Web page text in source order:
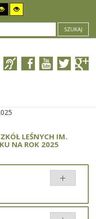
SZUKAJ
LEŚNYCH IM. ROMANA
LEŚNYCH IM.
NA ROK 2025